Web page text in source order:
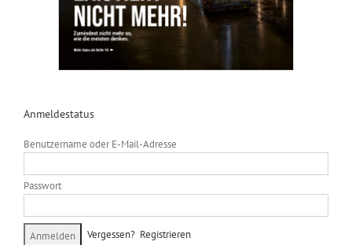
Anmeldestatus
Benutzername oder E-Mail-Adresse
Passwort
Vergessen? Registrieren